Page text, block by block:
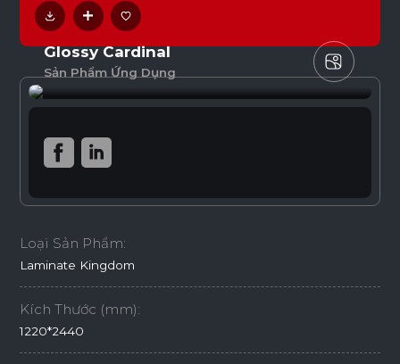
Glossy Cardinal
Sản Phẩm Ứng Dụng
Loại Sản Phẩm:
Laminate Kingdom
Kích Thước (mm):
1220*2440